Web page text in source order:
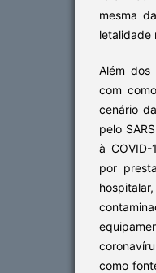
mesma
letalidade
Além dos
com
cenário
pelo
à
por
como